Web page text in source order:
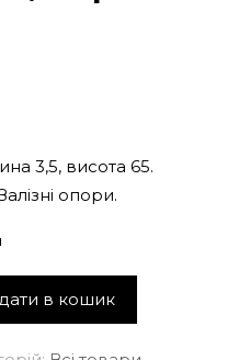
3,5, висота 65.
опори.
в кошик